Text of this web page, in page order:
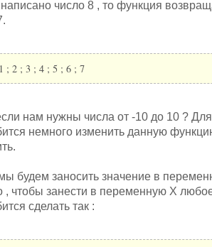
написано число 8 , то функция
; 2 ; 3 ; 4 ; 5 ; 6 ; 7
нам нужны числа от -10 до 10 ?
немного изменить данную
будем заносить значение в
, чтобы занести в переменную X
сделать так :